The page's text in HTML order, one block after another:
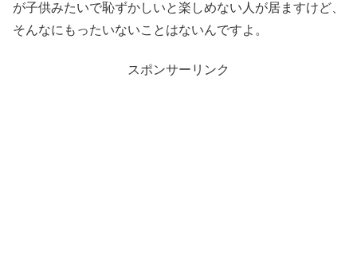
が子供みたいで恥ずかしいと楽しめない人が居ますけど、
そんなにもったいないことはないんですよ。
スポンサーリンク